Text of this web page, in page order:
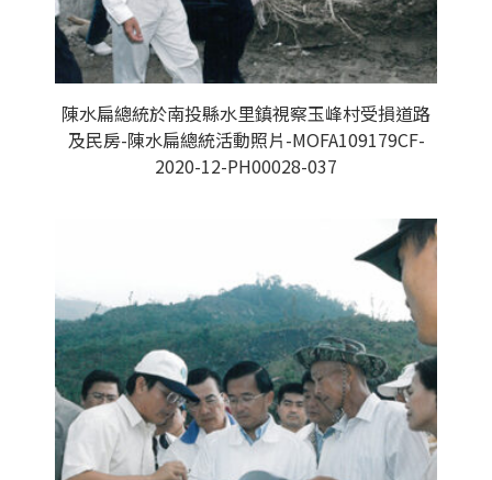
陳水扁總統於南投縣水里鎮視察玉峰村受損道路
及民房-陳水扁總統活動照片-MOFA109179CF-
2020-12-PH00028-037